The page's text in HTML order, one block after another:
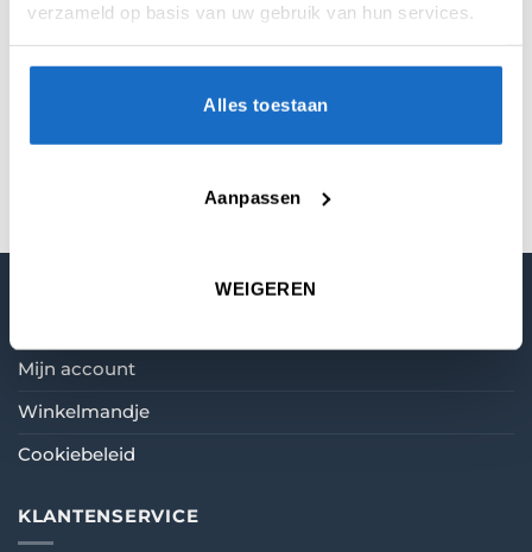
verzameld op basis van uw gebruik van hun services.
Alles toestaan
Aanpassen
WEIGEREN
Mijn account
Winkelmandje
Cookiebeleid
KLANTENSERVICE